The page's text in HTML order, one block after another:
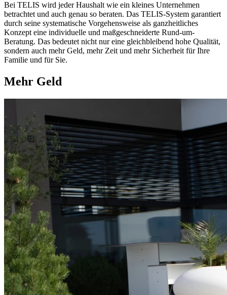
Bei TELIS wird jeder Haushalt wie ein kleines Unternehmen
betrachtet und auch genau so beraten. Das TELIS-System garantiert
durch seine systematische Vorgehensweise als ganzheitliches
Konzept eine individuelle und maßgeschneiderte Rund-um-
Beratung. Das bedeutet nicht nur eine gleichbleibend hohe Qualität,
sondern auch mehr Geld, mehr Zeit und mehr Sicherheit für Ihre
Familie und für Sie.
Mehr Geld